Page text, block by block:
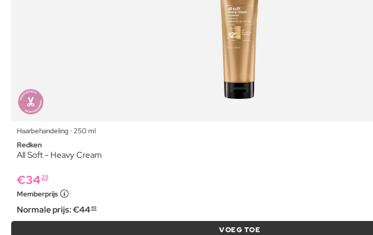
Haarbehandeling ⋅ 250 ml
Redken
All Soft - Heavy Cream
€34 29
Memberprijs
Normale prijs:€4449
VOEG TOE